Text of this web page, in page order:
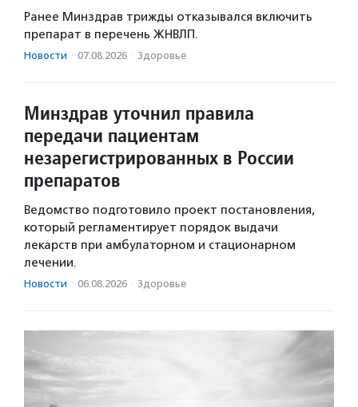
Ранее Минздрав трижды отказывался включить
препарат в перечень ЖНВЛП.
Новости · 07.08.2026 · Здоровье
Минздрав уточнил правила
передачи пациентам
незарегистрированных в России
препаратов
Ведомство подготовило проект постановления,
который регламентирует порядок выдачи
лекарств при амбулаторном и стационарном
лечении.
Новости · 06.08.2026 · Здоровье